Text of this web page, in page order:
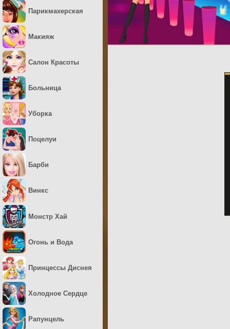
Парикмахерская
Макияж
Салон Красоты
Больница
Уборка
Поцелуи
Барби
Винкс
Монстр Хай
Огонь и Вода
Принцессы Диснея
Холодное Сердце
Рапунцель